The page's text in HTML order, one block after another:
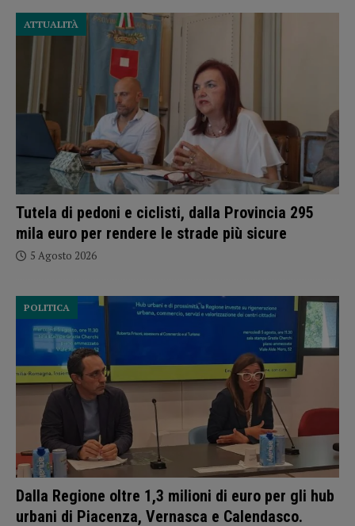
Tutela di pedoni e ciclisti, dalla Provincia 295
mila euro per rendere le strade più sicure
ATTUALITÀ
5 Agosto 2026
Dalla Regione oltre 1,3 milioni di euro per gli hub
urbani di Piacenza, Vernasca e Calendasco.
POLITICA